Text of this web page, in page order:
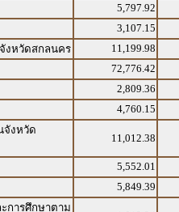
5,797.92
3,107.15
งหวัดสกลนคร
11,199.98
72,776.42
2,809.36
4,760.15
จังหวัด
11,012.38
5,552.01
5,849.39
การศึกษาตาม